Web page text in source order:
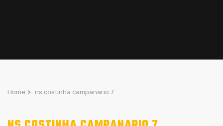
Home > ns costinha campanario 7